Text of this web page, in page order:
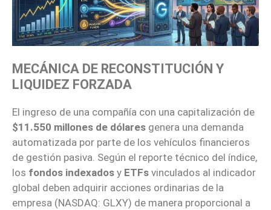
MECÁNICA DE RECONSTITUCIÓN Y
LIQUIDEZ FORZADA
El ingreso de una compañía con una capitalización de
$11.550 millones de dólares genera una demanda
automatizada por parte de los vehículos financieros
de gestión pasiva. Según el reporte técnico del índice,
los fondos indexados y ETFs vinculados al indicador
global deben adquirir acciones ordinarias de la
empresa (NASDAQ: GLXY) de manera proporcional a